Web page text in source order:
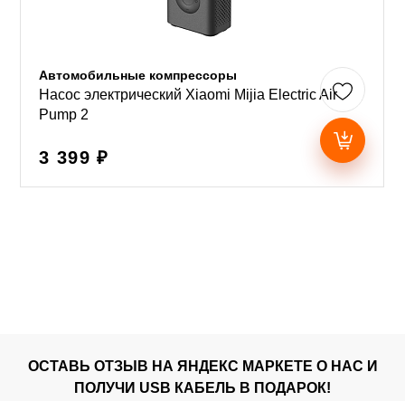
Автомобильные компрессоры
Насос электрический Xiaomi Mijia Electric Air
Pump 2
3 399 ₽
ОСТАВЬ ОТЗЫВ НА ЯНДЕКС МАРКЕТЕ О НАС И
ПОЛУЧИ USB КАБЕЛЬ В ПОДАРОК!